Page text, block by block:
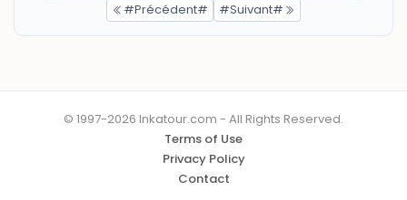
#Précédent#
#Suivant#
© 1997-2026 Inkatour.com - All Rights Reserved.
Terms of Use
Privacy Policy
Contact